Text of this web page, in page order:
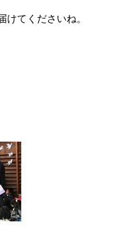
てくださいね。